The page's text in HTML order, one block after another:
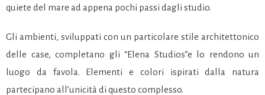
quiete del mare ad appena pochi passi dagli studio.
Gli ambienti, sviluppati con un particolare stile architettonico
delle case, completano gli “Elena Studios”e lo rendonο un
luogo da favola. Elementi e colori ispirati dalla natura
partecipano all’unicità di questo complesso.